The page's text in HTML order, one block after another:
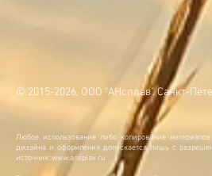
© 2015-2026, ООО "АНсплав". Санкт-
Любое использование либо копирование
дизайна и оформления допускается лишь с
источник:www.ansplav.ru